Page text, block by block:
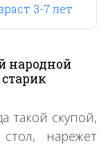
3-7 лет
народной
такой скупой,
нарежет